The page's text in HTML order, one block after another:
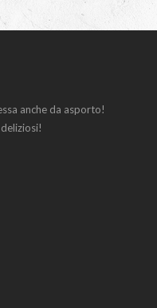
anche da asporto!